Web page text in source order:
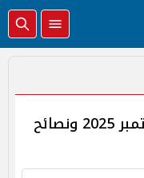
تفاصيل موعد صرف مرتبات سبتمبر 2025 ونصائح